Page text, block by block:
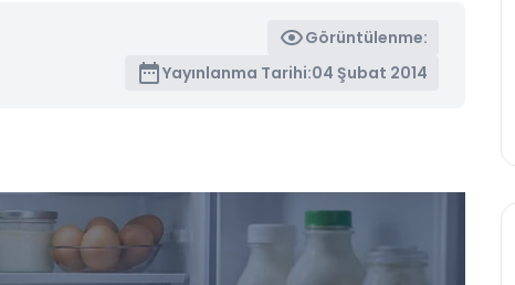
Görüntülenme:
Yayınlanma Tarihi:04 Şubat 2014